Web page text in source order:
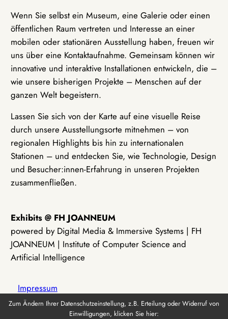
Wenn Sie selbst ein Museum, eine Galerie oder einen
öffentlichen Raum vertreten und Interesse an einer
mobilen oder stationären Ausstellung haben, freuen wir
uns über eine Kontaktaufnahme. Gemeinsam können wir
innovative und interaktive Installationen entwickeln, die –
wie unsere bisherigen Projekte – Menschen auf der
ganzen Welt begeistern.
Lassen Sie sich von der Karte auf eine visuelle Reise
durch unsere Ausstellungsorte mitnehmen – von
regionalen Highlights bis hin zu internationalen
Stationen – und entdecken Sie, wie Technologie, Design
und Besucher:innen-Erfahrung in unseren Projekten
zusammenfließen.
Exhibits @ FH JOANNEUM
powered by Digital Media & Immersive Systems | FH
JOANNEUM | Institute of Computer Science and
Artificial Intelligence
Impressum
Zum Ändern Ihrer Datenschutzeinstellung, z.B. Erteilung oder Widerruf von
Einwilligungen, klicken Sie hier: